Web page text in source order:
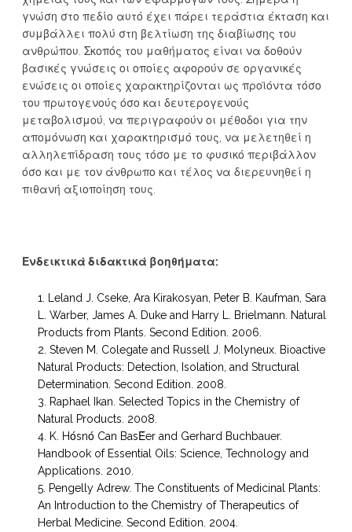
γνώση στο πεδίο αυτό έχει πάρει τεράστια έκταση και
συμβάλλει πολύ στη βελτίωση της διαβίωσης του
ανθρώπου. Σκοπός του μαθήματος είναι να δοθούν
βασικές γνώσεις οι οποίες αφορούν σε οργανικές
ενώσεις οι οποίες χαρακτηρίζονται ως προϊόντα τόσο
του πρωτογενούς όσο και δευτερογενούς
μεταβολισμού, να περιγραφούν οι μέθοδοι για την
απομόνωση και χαρακτηρισμό τους, να μελετηθεί η
αλληλεπίδραση τους τόσο με το φυσικό περιβάλλον
όσο και με τον άνθρωπο και τέλος να διερευνηθεί η
πιθανή αξιοποίηση τους.
Ενδεικτικά διδακτικά βοηθήματα:
Leland J. Cseke, Ara Kirakosyan, Peter B. Kaufman, Sara
L. Warber, James A. Duke and Harry L. Brielmann. Natural
Products from Plants. Second Edition. 2006.
Steven M. Colegate and Russell J. Molyneux. Bioactive
Natural Products: Detection, Isolation, and Structural
Determination. Second Edition. 2008.
Raphael Ikan. Selected Topics in the Chemistry of
Natural Products. 2008.
K. Hόsnό Can BasΈer and Gerhard Buchbauer.
Handbook of Essential Oils: Science, Technology and
Applications. 2010.
Pengelly Adrew. The Constituents of Medicinal Plants:
An Introduction to the Chemistry of Therapeutics of
Herbal Medicine. Second Edition. 2004.